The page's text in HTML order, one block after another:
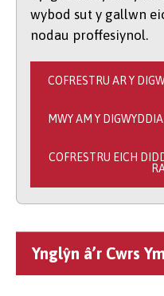
wybod sut y gallwn
nodau proffesiynol.
COFRESTRU AR Y
MWY AM Y
COFRESTRU EICH
Ynglŷn â’r Cwrs